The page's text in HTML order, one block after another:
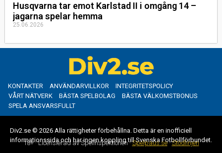
Husqvarna tar emot Karlstad II i omgång 14 –
jagarna spelar hemma
25.06.2026
KONTAKTER ANVÄNDARVILLKOR
INTEGRITETSPOLICY
VÅRT NÄTVERK
BÄSTA SPELBOLAG
BÄSTA VÄLKOMSTBONUS
SPELA ANSVARSFULLT
Div2.se © 2026 Alla rättigheter förbehållna. Detta är en inofficiell
informationssida och har ingen koppling till Svenska Fotbollförbundet.
18+ · Licensierad av Spelinspektionen ·Spelpaus.se·Stödlinjen